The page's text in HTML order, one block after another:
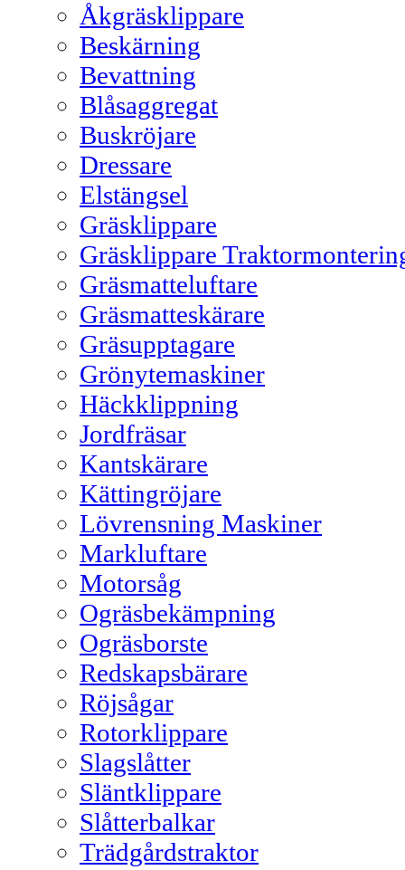
Åkgräsklippare
Beskärning
Bevattning
Blåsaggregat
Buskröjare
Dressare
Elstängsel
Gräsklippare
Gräsklippare
Gräsmatteluftare
Gräsmatteskärare
Gräsupptagare
Grönytemaskiner
Häckklippning
Jordfräsar
Kantskärare
Kättingröjare
Lövrensning Maskiner
Markluftare
Motorsåg
Ogräsbekämpning
Ogräsborste
Redskapsbärare
Röjsågar
Rotorklippare
Slagslåtter
Släntklippare
Slåtterbalkar
Trädgårdstraktor